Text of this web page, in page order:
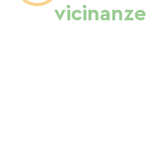
vicinanze